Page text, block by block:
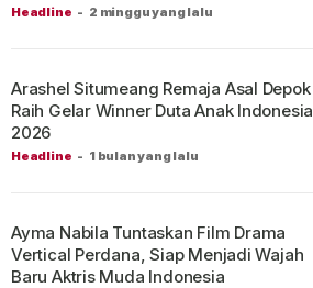
Headline - 2 minggu yang lalu
Headline - 1 bulan yang lalu
Arashel Situmeang Remaja Asal Depok
Raih Gelar Winner Duta Anak Indonesia
2026
Ayma Nabila Tuntaskan Film Drama
Vertical Perdana, Siap Menjadi Wajah
Baru Aktris Muda Indonesia